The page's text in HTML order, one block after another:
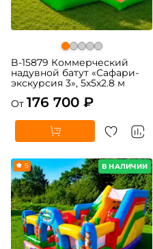
B-15879 Коммерческий
надувной батут «Сафари-
экскурсия 3», 5x5x2.8 м
От 176 700 ₽
В НАЛИЧИИ
5